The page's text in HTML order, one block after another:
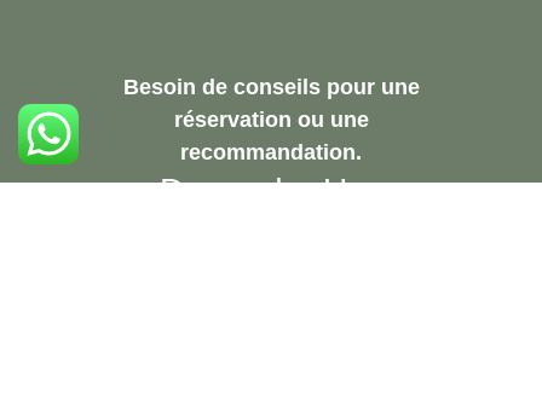
Besoin de conseils pour une
réservation ou une
recommandation.
Demandez Une